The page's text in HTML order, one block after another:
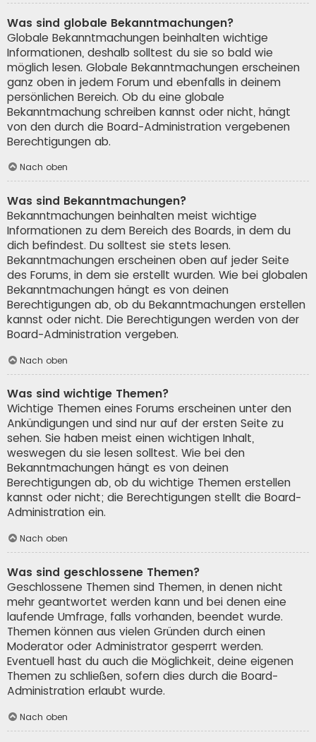
Was sind globale Bekanntmachungen?
Globale Bekanntmachungen beinhalten wichtige
Informationen, deshalb solltest du sie so bald wie
möglich lesen. Globale Bekanntmachungen erscheinen
ganz oben in jedem Forum und ebenfalls in deinem
persönlichen Bereich. Ob du eine globale
Bekanntmachung schreiben kannst oder nicht, hängt
von den durch die Board-Administration vergebenen
Berechtigungen ab.
Nach oben
Was sind Bekanntmachungen?
Bekanntmachungen beinhalten meist wichtige
Informationen zu dem Bereich des Boards, in dem du
dich befindest. Du solltest sie stets lesen.
Bekanntmachungen erscheinen oben auf jeder Seite
des Forums, in dem sie erstellt wurden. Wie bei globalen
Bekanntmachungen hängt es von deinen
Berechtigungen ab, ob du Bekanntmachungen erstellen
kannst oder nicht. Die Berechtigungen werden von der
Board-Administration vergeben.
Nach oben
Was sind wichtige Themen?
Wichtige Themen eines Forums erscheinen unter den
Ankündigungen und sind nur auf der ersten Seite zu
sehen. Sie haben meist einen wichtigen Inhalt,
weswegen du sie lesen solltest. Wie bei den
Bekanntmachungen hängt es von deinen
Berechtigungen ab, ob du wichtige Themen erstellen
kannst oder nicht; die Berechtigungen stellt die Board-
Administration ein.
Nach oben
Was sind geschlossene Themen?
Geschlossene Themen sind Themen, in denen nicht
mehr geantwortet werden kann und bei denen eine
laufende Umfrage, falls vorhanden, beendet wurde.
Themen können aus vielen Gründen durch einen
Moderator oder Administrator gesperrt werden.
Eventuell hast du auch die Möglichkeit, deine eigenen
Themen zu schließen, sofern dies durch die Board-
Administration erlaubt wurde.
Nach oben